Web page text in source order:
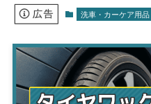
洗車・カーケア用品